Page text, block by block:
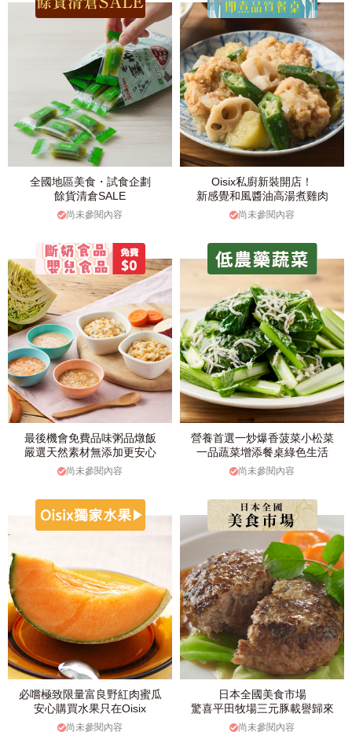
全國地區美食・試食企劃
餘貨清倉SALE
尚未參閱內容
Oisix私廚新裝開店！
新感覺和風醬油高湯煮雞肉
尚未參閱內容
最後機會免費品味粥品燉飯
嚴選天然素材無添加更安心
尚未參閱內容
營養首選一炒爆香菠菜小松菜
一品蔬菜增添餐桌綠色生活
尚未參閱內容
必嚐極致限量富良野紅肉蜜瓜
安心購買水果只在Oisix
尚未參閱內容
日本全國美食市場
驚喜平田牧場三元豚載譽歸來
尚未參閱內容